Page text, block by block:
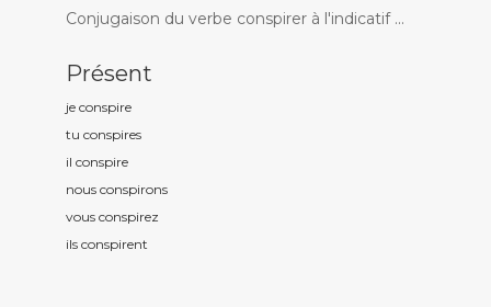
Conjugaison du verbe conspirer à l'indicatif ...
Présent
je conspire
tu conspires
il conspire
nous conspirons
vous conspirez
ils conspirent